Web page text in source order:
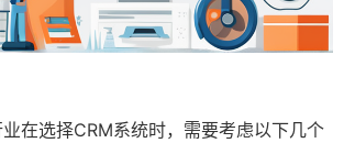
在选择CRM系统时，需要考虑以下几个